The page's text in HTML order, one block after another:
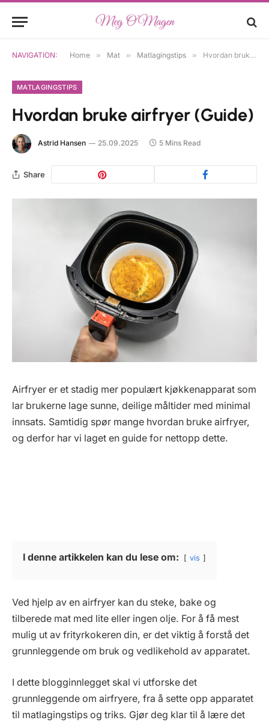
NAVIGATION: Home » Mat » Matlagingstips » Hvordan bruke airfryer (Guide)
MATLAGINGSTIPS
Hvordan bruke airfryer (Guide)
Astrid Hansen 25.09.2025 5 Mins Read
Share
Airfryer er et stadig mer populært kjøkkenapparat som
lar brukerne lage sunne, deilige måltider med minimal
innsats. Samtidig spør mange hvordan bruke airfryer,
og derfor har vi laget en guide for nettopp dette.
I denne artikkelen kan du lese om: vis
Ved hjelp av en airfryer kan du steke, bake og
tilberede mat med lite eller ingen olje. For å få mest
mulig ut av frityrkokeren din, er det viktig å forstå det
grunnleggende om bruk og vedlikehold av apparatet.
I dette blogginnlegget skal vi utforske det
grunnleggende om airfryere, fra å sette opp apparatet
til matlagingstips og triks. Gjør deg klar til å lære det